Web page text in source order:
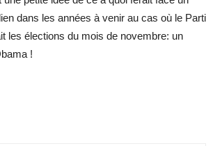
dans les années à venir au cas où le Parti
les élections du mois de novembre: un
!